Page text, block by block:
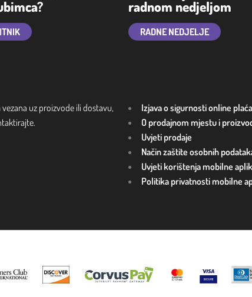
radnom nedjeljom
RADNE NEDJELJE
uz proizvode ili dostavu,
Izjava o sigurnosti online
O prodajnom mjestu i
Uvjeti prodaje
Način zaštite osobnih
Uvjeti korištenja mobilne
Politika privatnosti mobilne